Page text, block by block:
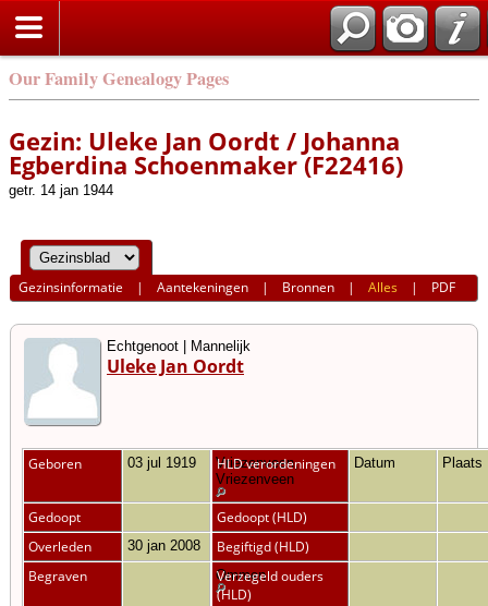
Our Family Genealogy Pages
Gezin: Uleke Jan Oordt / Johanna
Egberdina Schoenmaker (F22416)
getr. 14 jan 1944
Gezinsinformatie |Aantekeningen | Bronnen |Alles | PDF
Echtgenoot | Mannelijk
Uleke Jan Oordt
Geboren 03 jul 1919
Vriezenveen,
Vriezenveen
HLD verordeningen Datum Plaats
Gedoopt
Gedoopt (HLD)
Overleden
30 jan 2008
Begiftigd (HLD)
Begraven
Ommen
Verzegeld ouders
(HLD)